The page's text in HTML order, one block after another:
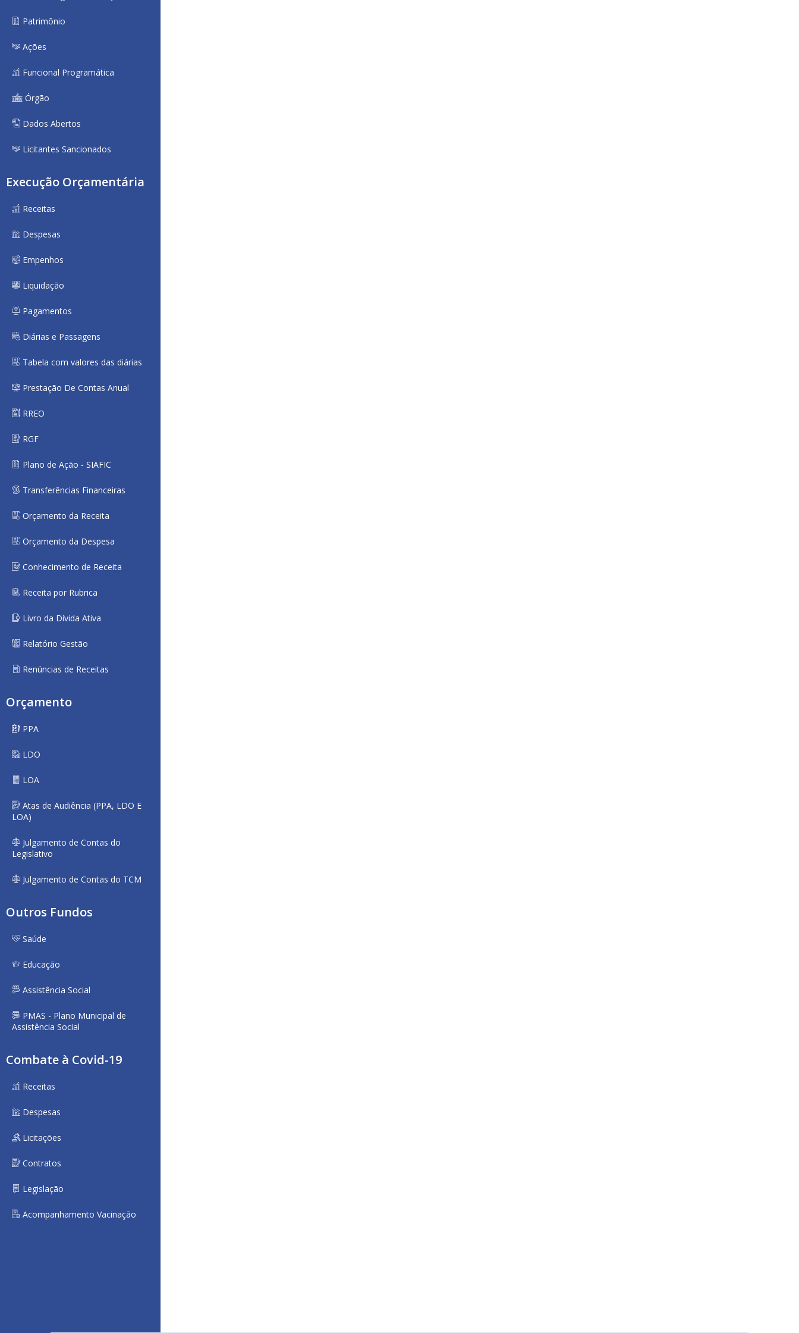
Patrimônio
Ações
Funcional Programática
Órgão
Dados Abertos
Licitantes Sancionados
Execução Orçamentária
Receitas
Despesas
Empenhos
Liquidação
Pagamentos
Diárias e Passagens
Tabela com valores das diárias
Prestação De Contas Anual
RREO
RGF
Plano de Ação - SIAFIC
Transferências Financeiras
Orçamento da Receita
Orçamento da Despesa
Conhecimento de Receita
Receita por Rubrica
Livro da Dívida Ativa
Relatório Gestão
Renúncias de Receitas
Orçamento
PPA
LDO
LOA
Atas de Audiência (PPA, LDO E
LOA)
Julgamento de Contas do
Legislativo
Julgamento de Contas do TCM
Outros Fundos
Saúde
Educação
Assistência Social
PMAS - Plano Municipal de
Assistência Social
Combate à Covid-19
Receitas
Despesas
Licitações
Contratos
Legislação
Acompanhamento Vacinação